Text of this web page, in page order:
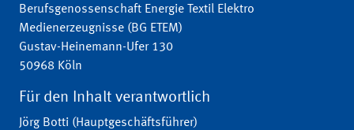
Berufsgenossenschaft Energie Textil Elektro
Medienerzeugnisse (BG ETEM)
Gustav-Heinemann-Ufer 130
50968 Köln
Für den Inhalt verantwortlich
Jörg Botti (Hauptgeschäftsführer)